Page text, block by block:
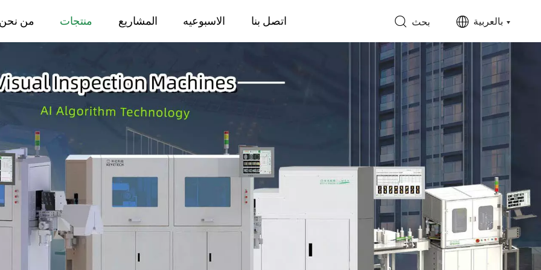
من منتجات المشاريع الاسبوعيه اتصل بنا بحث بالعربية